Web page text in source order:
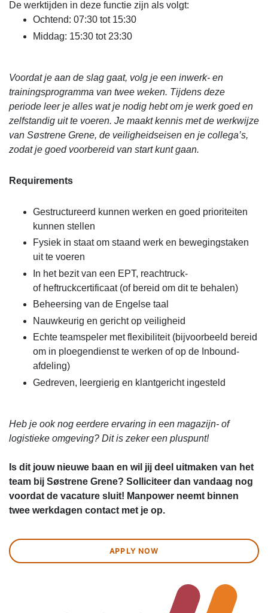
De werktijden in deze functie zijn als volgt:
Ochtend: 07:30 tot 15:30
Middag: 15:30 tot 23:30
Voordat je aan de slag gaat, volg je een inwerk- en
trainingsprogramma van twee weken. Tijdens deze
periode leer je alles wat je nodig hebt om je werk goed en
zelfstandig uit te voeren. Je maakt kennis met de werkwijze
van Søstrene Grene, de veiligheidseisen en je collega’s,
zodat je goed voorbereid van start kunt gaan.
Requirements
Gestructureerd kunnen werken en goed prioriteiten
kunnen stellen
Fysiek in staat om staand werk en bewegingstaken
uit te voeren
In het bezit van een EPT, reachtruck-
of heftruckcertificaat (of bereid om dit te behalen)
Beheersing van de Engelse taal
Nauwkeurig en gericht op veiligheid
Echte teamspeler met flexibiliteit (bijvoorbeeld bereid
om in ploegendienst te werken of op de Inbound-
afdeling)
Gedreven, leergierig en klantgericht ingesteld
Heb je ook nog eerdere ervaring in een magazijn- of
logistieke omgeving? Dit is zeker een pluspunt!
Is dit jouw nieuwe baan en wil jij deel uitmaken van het
team bij Søstrene Grene? Solliciteer dan vandaag nog
voordat de vacature sluit! Manpower neemt binnen
twee werkdagen contact met je op.
APPLY NOW